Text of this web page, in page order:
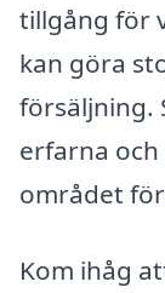
tillgång för
kan göra
försäljning.
erfarna
området
Kom ihåg